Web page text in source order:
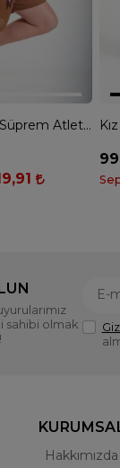
Kız Çocuk 8697 Süprem Atlet File & Baskılı Tshirt - EKRU
sahibi olmak
Hakkımızda